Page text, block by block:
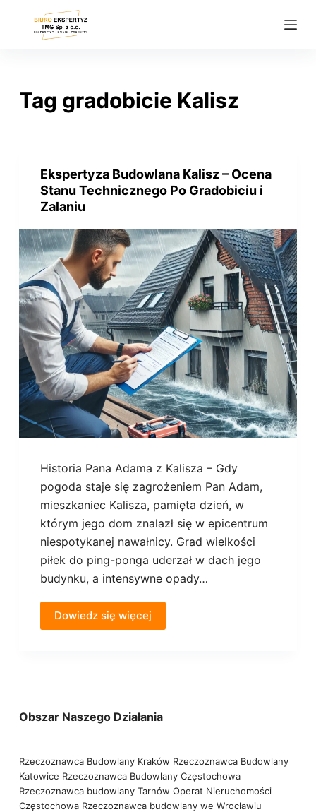
c
Tag gradobicie Kalisz
Ekspertyza Budowlana Kalisz – Ocena
Stanu Technicznego Po Gradobiciu i
Zalaniu
Historia Pana Adama z Kalisza – Gdy
pogoda staje się zagrożeniem Pan Adam,
mieszkaniec Kalisza, pamięta dzień, w
którym jego dom znalazł się w epicentrum
niespotykanej nawałnicy. Grad wielkości
piłek do ping-ponga uderzał w dach jego
budynku, a intensywne opady…
Dowiedz się więcej
Obszar Naszego Działania
Rzeczoznawca Budowlany Kraków Rzeczoznawca Budowlany
Katowice Rzeczoznawca Budowlany Częstochowa
Rzeczoznawca budowlany Tarnów Operat Nieruchomości
Częstochowa Rzeczoznawca budowlany we Wrocławiu